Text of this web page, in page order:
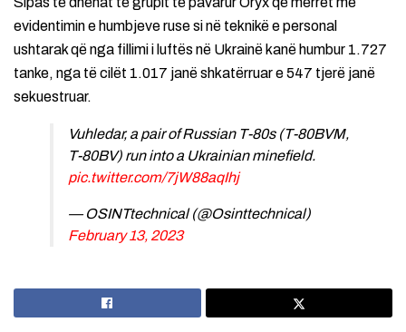
evidentimin e humbjeve ruse si në teknikë e personal
ushtarak që nga fillimi i luftës në Ukrainë kanë humbur 1.727
tanke, nga të cilët 1.017 janë shkatërruar e 547 tjerë janë
sekuestruar.
Vuhledar, a pair of Russian T-80s (T-80BVM,
T-80BV) run into a Ukrainian minefield.
pic.twitter.com/7jW88aqIhj
— OSINTtechnical (@Osinttechnical)
February 13, 2023